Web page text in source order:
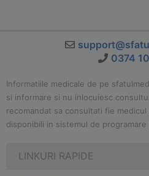
0374
Informatiile medicale de pe
si informare si nu inlocuiesc
recomandat sa consultati fie
disponibili in sistemul de programare
LINKURI RAPIDE